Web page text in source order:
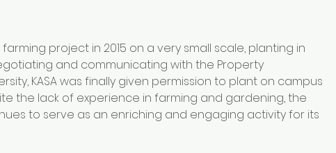
project in 2015 on a very small scale, planting in
and communicating with the Property
KASA was finally given permission to plant on campus
the lack of experience in farming and gardening, the
to serve as an enriching and engaging activity for its